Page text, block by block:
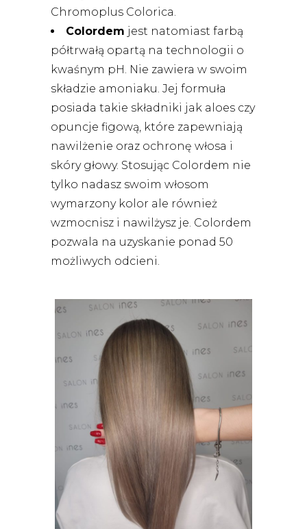
Chromoplus Colorica.
Colordem jest natomiast farbą
półtrwałą opartą na technologii o
kwaśnym pH. Nie zawiera w swoim
składzie amoniaku. Jej formuła
posiada takie składniki jak aloes czy
opuncje figową, które zapewniają
nawilżenie oraz ochronę włosa i
skóry głowy. Stosując Colordem nie
tylko nadasz swoim włosom
wymarzony kolor ale również
wzmocnisz i nawilżysz je. Colordem
pozwala na uzyskanie ponad 50
możliwych odcieni.